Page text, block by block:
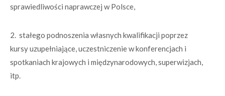
sprawiedliwości naprawczej w Polsce,
2. stałego podnoszenia własnych kwalifikacji poprzez
kursy uzupełniające, uczestniczenie w konferencjach i
spotkaniach krajowych i międzynarodowych, superwizjach,
itp.